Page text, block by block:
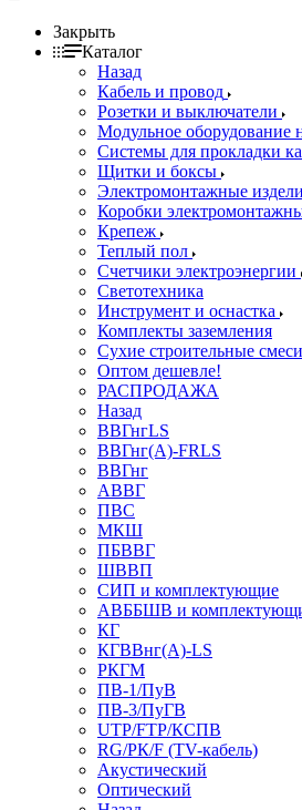
Закрыть
Каталог
Назад
Кабель и провод
Розетки и выключатели
Модульное оборудование
Системы для прокладки
Щитки и боксы
Электромонтажные
Коробки
Крепеж
Теплый пол
Счетчики электроэнергии
Светотехника
Инструмент и оснастка
Комплекты заземления
Сухие строительные смеси
Оптом дешевле!
РАСПРОДАЖА
Назад
ВВГнгLS
ВВГнг(А)-FRLS
ВВГнг
АВВГ
ПВС
МКШ
ПБВВГ
ШВВП
СИП и комплектующие
АВББШВ и
КГ
КГВВнг(А)-LS
РКГМ
ПВ-1/ПуВ
ПВ-3/ПуГВ
UTP/FTP/КСПВ
RG/РК/F (TV-кабель)
Акустический
Оптический